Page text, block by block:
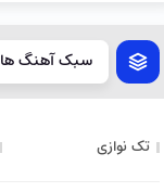
سبک آهنگ ها
تک نوازی